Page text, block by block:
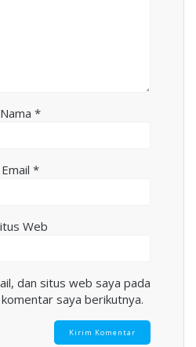
Nama *
Email *
Web
dan situs web saya pada
saya berikutnya.